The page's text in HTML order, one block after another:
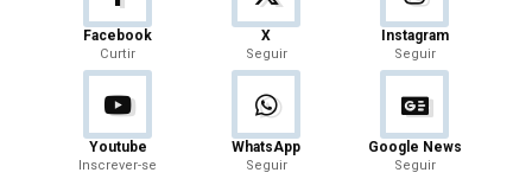
Facebook
Curtir
X
Seguir
Instagram
Seguir
Youtube
Inscrever-se
WhatsApp
Seguir
Google News
Seguir